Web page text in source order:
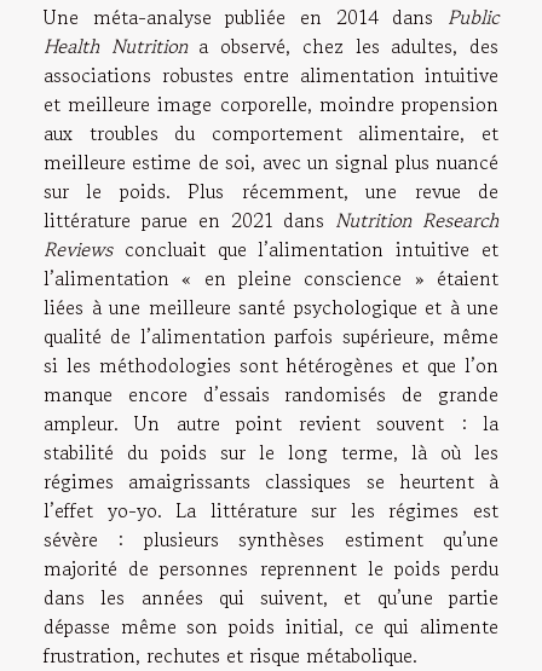
Une méta-analyse publiée en 2014 dans Public
Health Nutritiona observé, chez les adultes, des
associations robustes entre alimentation intuitive
et meilleure image corporelle, moindre propension
aux troubles du comportement alimentaire, et
meilleure estime de soi, avec un signal plus nuancé
sur le poids. Plus récemment, une revue de
littérature parue en 2021 dans Nutrition Research
Reviewsconcluait que l’alimentation intuitive et
l’alimentation « en pleine conscience » étaient
liées à une meilleure santé psychologique et à une
qualité de l’alimentation parfois supérieure, même
si les méthodologies sont hétérogènes et que l’on
manque encore d’essais randomisés de grande
ampleur. Un autre point revient souvent : la
stabilité du poids sur le long terme, là où les
régimes amaigrissants classiques se heurtent à
l’effet yo-yo. La littérature sur les régimes est
sévère : plusieurs synthèses estiment qu’une
majorité de personnes reprennent le poids perdu
dans les années qui suivent, et qu’une partie
dépasse même son poids initial, ce qui alimente
frustration, rechutes et risque métabolique.